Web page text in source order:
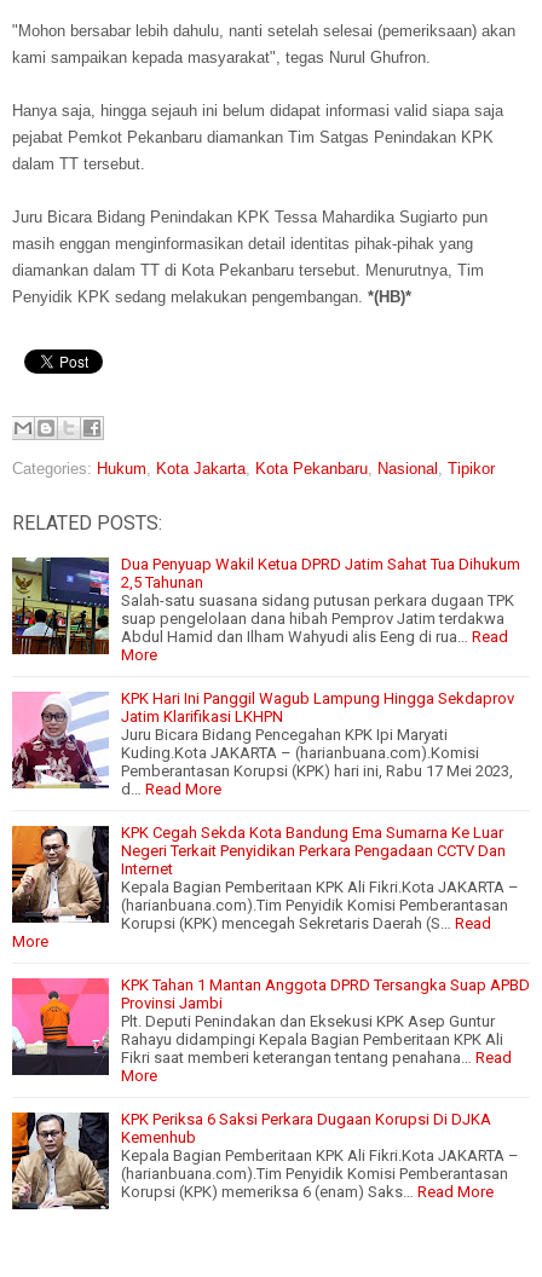
"Mohon bersabar lebih dahulu, nanti setelah selesai (pemeriksaan) akan
kami sampaikan kepada masyarakat", tegas Nurul Ghufron.
Hanya saja, hingga sejauh ini belum didapat informasi valid siapa saja
pejabat Pemkot Pekanbaru diamankan Tim Satgas Penindakan KPK
dalam TT tersebut.
Juru Bicara Bidang Penindakan KPK Tessa Mahardika Sugiarto pun
masih enggan menginformasikan detail identitas pihak-pihak yang
diamankan dalam TT di Kota Pekanbaru tersebut. Menurutnya, Tim
Penyidik KPK sedang melakukan pengembangan. *(HB)*
Categories: Hukum, Kota Jakarta, Kota Pekanbaru, Nasional , Tipikor
RELATED POSTS:
Dua Penyuap Wakil Ketua DPRD Jatim Sahat Tua Dihukum
2,5 Tahunan
Salah-satu suasana sidang putusan perkara dugaan TPK
suap pengelolaan dana hibah Pemprov Jatim terdakwa
Abdul Hamid dan Ilham Wahyudi alis Eeng di rua… Read
More
KPK Hari Ini Panggil Wagub Lampung Hingga Sekdaprov
Jatim Klarifikasi LKHPN
Juru Bicara Bidang Pencegahan KPK Ipi Maryati
Kuding.Kota JAKARTA – (harianbuana.com).Komisi
Pemberantasan Korupsi (KPK) hari ini, Rabu 17 Mei 2023,
d… Read More
KPK Cegah Sekda Kota Bandung Ema Sumarna Ke Luar
Negeri Terkait Penyidikan Perkara Pengadaan CCTV Dan
Internet
Kepala Bagian Pemberitaan KPK Ali Fikri.Kota JAKARTA –
(harianbuana.com).Tim Penyidik Komisi Pemberantasan
Korupsi (KPK) mencegah Sekretaris Daerah (S… Read
More
KPK Tahan 1 Mantan Anggota DPRD Tersangka Suap APBD
Provinsi Jambi
Plt. Deputi Penindakan dan Eksekusi KPK Asep Guntur
Rahayu didampingi Kepala Bagian Pemberitaan KPK Ali
Fikri saat memberi keterangan tentang penahana… Read
More
KPK Periksa 6 Saksi Perkara Dugaan Korupsi Di DJKA
Kemenhub
Kepala Bagian Pemberitaan KPK Ali Fikri.Kota JAKARTA –
(harianbuana.com).Tim Penyidik Komisi Pemberantasan
Korupsi (KPK) memeriksa 6 (enam) Saks… Read More